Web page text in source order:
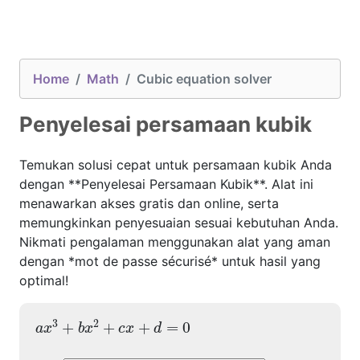
Home Math Cubic equation solver
Penyelesai persamaan kubik
Temukan solusi cepat untuk persamaan kubik Anda
dengan **Penyelesai Persamaan Kubik**. Alat ini
menawarkan akses gratis dan online, serta
memungkinkan penyesuaian sesuai kebutuhan Anda.
Nikmati pengalaman menggunakan alat yang aman
dengan *mot de passe sécurisé* untuk hasil yang
optimal!
ax3 + bx2 + cx + d = 0
x3 + b 2 + d =0